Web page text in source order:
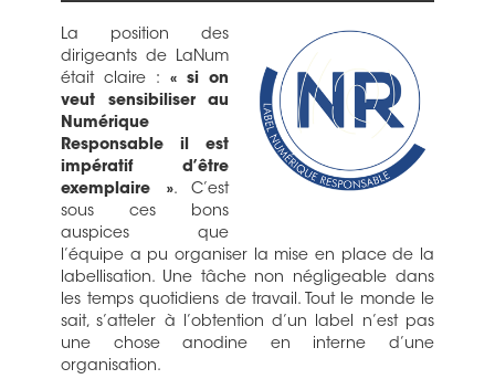
La position des
dirigeants de LaNum
était claire : « si on
veut sensibiliser au
Numérique
Responsable il est
impératif d’être
exemplaire ». C’est
sous ces bons
auspices que
l’équipe a pu organiser la mise en place de la
labellisation. Une tâche non négligeable dans
les temps quotidiens de travail. Tout le monde le
sait, s’atteler à l’obtention d’un label n’est pas
une chose anodine en interne d’une
organisation.